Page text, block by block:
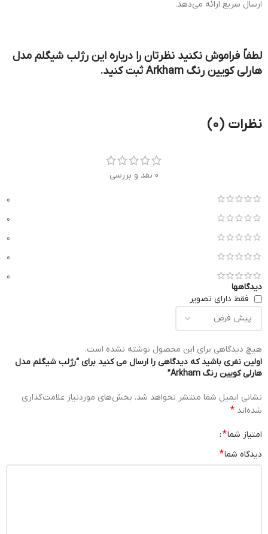
ارسال سریع ارائه می‌دهد.
لطفاً فراموش نکنید نظرتان را درباره این رژلب شیگلم مدل
هارلی کویین رنگ Arkham ثبت کنید.
نظرات (0)
0 نقد و بررسی
0
0
0
0
0
دیدگاهها
فقط دارای تصویر
هیچ دیدگاهی برای این محصول نوشته نشده است.
اولین نفری باشید که دیدگاهی را ارسال می کنید برای “رژلب شیگلم مدل
هارلی کویین رنگ Arkham”
نشانی ایمیل شما منتشر نخواهد شد. بخش‌های موردنیاز علامت‌گذاری
شده‌اند *
امتیاز شما*
دیدگاه شما*